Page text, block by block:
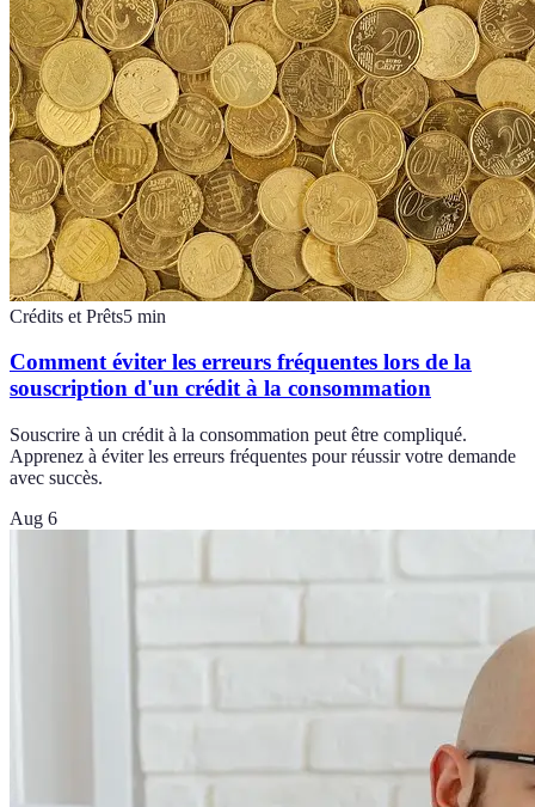
Crédits et Prêts5 min
Comment éviter les erreurs fréquentes lors de la
souscription d'un crédit à la consommation
Souscrire à un crédit à la consommation peut être compliqué.
Apprenez à éviter les erreurs fréquentes pour réussir votre demande
avec succès.
Aug 6